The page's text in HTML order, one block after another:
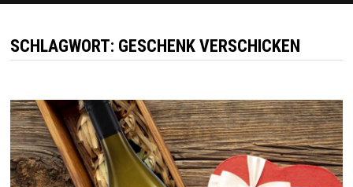
SCHLAGWORT: GESCHENK VERSCHICKEN